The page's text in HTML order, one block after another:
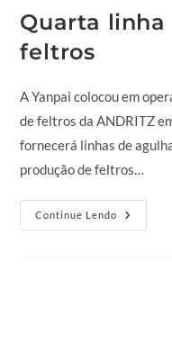
Quarta linha
feltros
A Yanpai colocou em
de feltros da ANDRITZ
fornecerá linhas de
produção de feltros…
Continue Lendo